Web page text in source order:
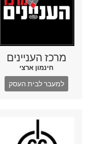
מרכז העניינים
חינמון ארצי
למעבר לבית העסק